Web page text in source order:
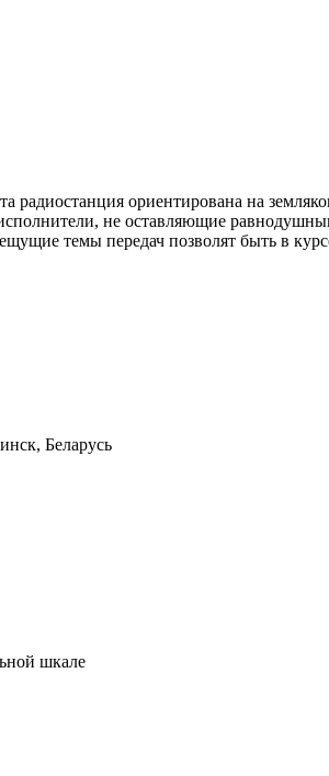
радиостанция ориентирована на
не оставляющие
темы передач позволят быть в
Беларусь
шкале